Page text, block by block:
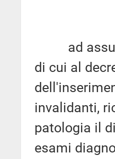
ad
di cui al
invalidanti,
patologia il
esami